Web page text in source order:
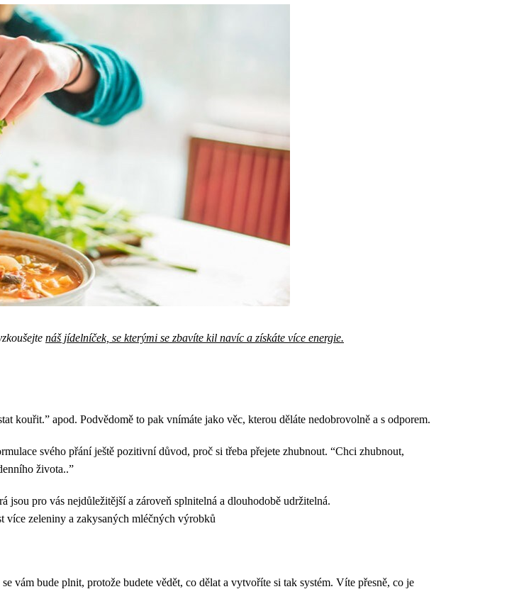
náš jídelníček, se kterými se zbavíte kil navíc a získáte více energie.
kouřit.” apod. Podvědomě to pak vnímáte jako věc, kterou děláte nedobrovolně a s odporem.
svého přání ještě pozitivní důvod, proč si třeba přejete zhubnout. “Chci zhubnout,
života..”
jsou pro vás nejdůležitější a zároveň splnitelná a dlouhodobě udržitelná.
zeleniny a zakysaných mléčných výrobků
vám bude plnit, protože budete vědět, co dělat a vytvoříte si tak systém. Víte přesně, co je